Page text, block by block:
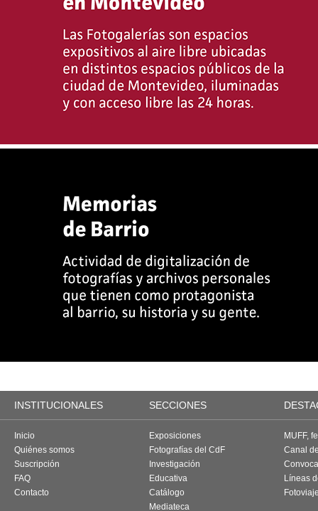
INSTITUCIONALES SECCIONES
Inicio
Quiénes somos
Suscripción
FAQ
Contacto
Exposiciones
Fotografías del CdF
Investigación
Educativa
Catálogo
Mediateca
MUFF,
Canal
Líneas